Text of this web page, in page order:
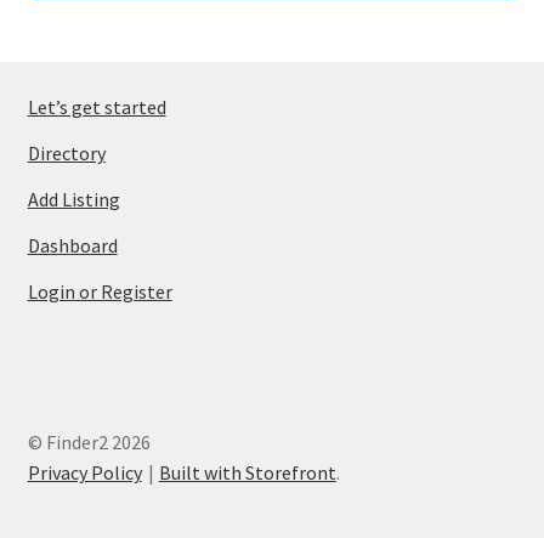
Let’s get started
Directory
Add Listing
Dashboard
Login or Register
© Finder2 2026
Privacy Policy
Built with Storefront.